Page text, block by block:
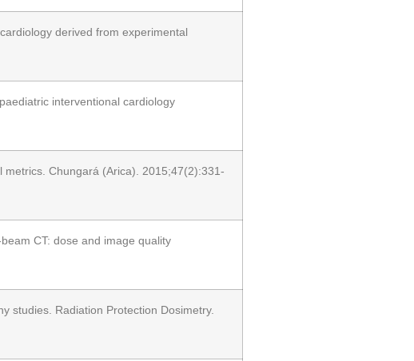
derived from experimental
interventional cardiology
Chungará (Arica). 2015;47(2):331-
CT: dose and image quality
studies. Radiation Protection Dosimetry.